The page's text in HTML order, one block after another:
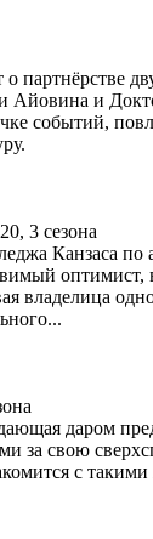
о партнёрстве
Айовина и
событий,
3 сезона
Канзаса по
владелица
даром
за свою
с